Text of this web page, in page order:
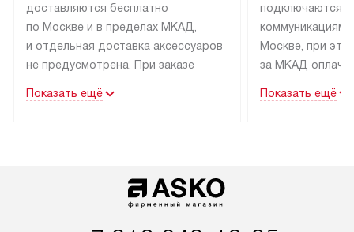
доставляются бесплатно
по Москве и в пределах МКАД,
и отдельная доставка аксессуаров
не предусмотрена. При заказе
рекомендуем обсудить
быть отправлены покупателю
в течение трех дней. Если вам
Показать ещё
подключаются к
коммуникациям
Москве, при
за МКАД
партнера
Показать ещё